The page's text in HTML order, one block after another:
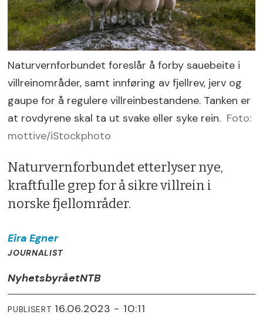
Naturvernforbundet foreslår å forby sauebeite i
villreinområder, samt innføring av fjellrev, jerv og
gaupe for å regulere villreinbestandene. Tanken er
at rovdyrene skal ta ut svake eller syke rein. Foto:
mottive/iStockphoto
Naturvernforbundet etterlyser nye,
kraftfulle grep for å sikre villrein i
norske fjellområder.
Eira Egner
JOURNALIST
NyhetsbyråetNTB
PUBLISERT 16.06.2023 - 10:11